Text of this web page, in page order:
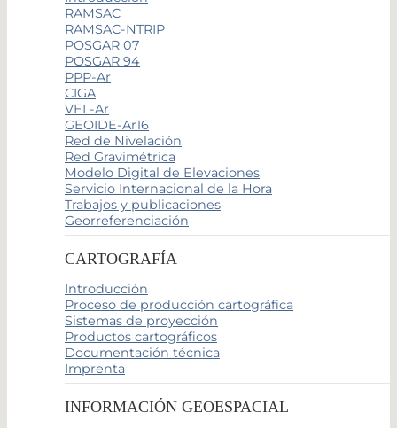
RAMSAC
RAMSAC-NTRIP
POSGAR 07
POSGAR 94
PPP-Ar
CIGA
VEL-Ar
GEOIDE-Ar16
Red de Nivelación
Red Gravimétrica
Modelo Digital de Elevaciones
Servicio Internacional de la Hora
Trabajos y publicaciones
Georreferenciación
CARTOGRAFÍA
Introducción
Proceso de producción cartográfica
Sistemas de proyección
Productos cartográficos
Documentación técnica
Imprenta
INFORMACIÓN GEOESPACIAL